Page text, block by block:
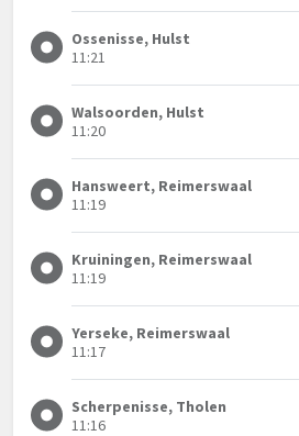
Ossenisse, Hulst
11:21
Walsoorden, Hulst
11:20
Hansweert, Reimerswaal
11:19
Kruiningen, Reimerswaal
11:19
Yerseke, Reimerswaal
11:17
Scherpenisse, Tholen
11:16